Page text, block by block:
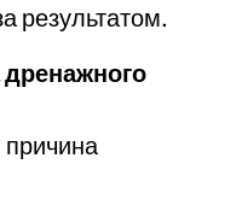
результатом.
дренажного
причина